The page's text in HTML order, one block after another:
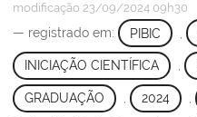
modificação 23/09/2024 09h30
— registrado em: PIBIC
INICIAÇÃO CIENTÍFICA ,
GRADUAÇÃO 2024